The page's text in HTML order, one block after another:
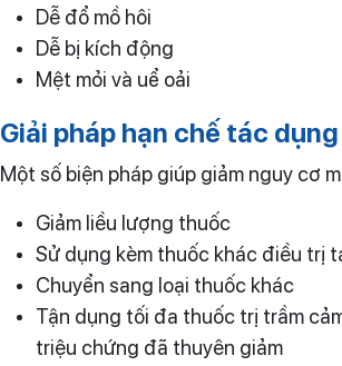
Dễ đổ mồ hôi
Dễ bị kích động
Mệt mỏi và uể oải
Giải pháp hạn chế tác
Một số biện pháp giúp giảm nguy cơ
Giảm liều lượng thuốc
Sử dụng kèm thuốc khác điều trị
Chuyển sang loại thuốc khác
Tận dụng tối đa thuốc trị trầm
triệu chứng đã thuyên giảm